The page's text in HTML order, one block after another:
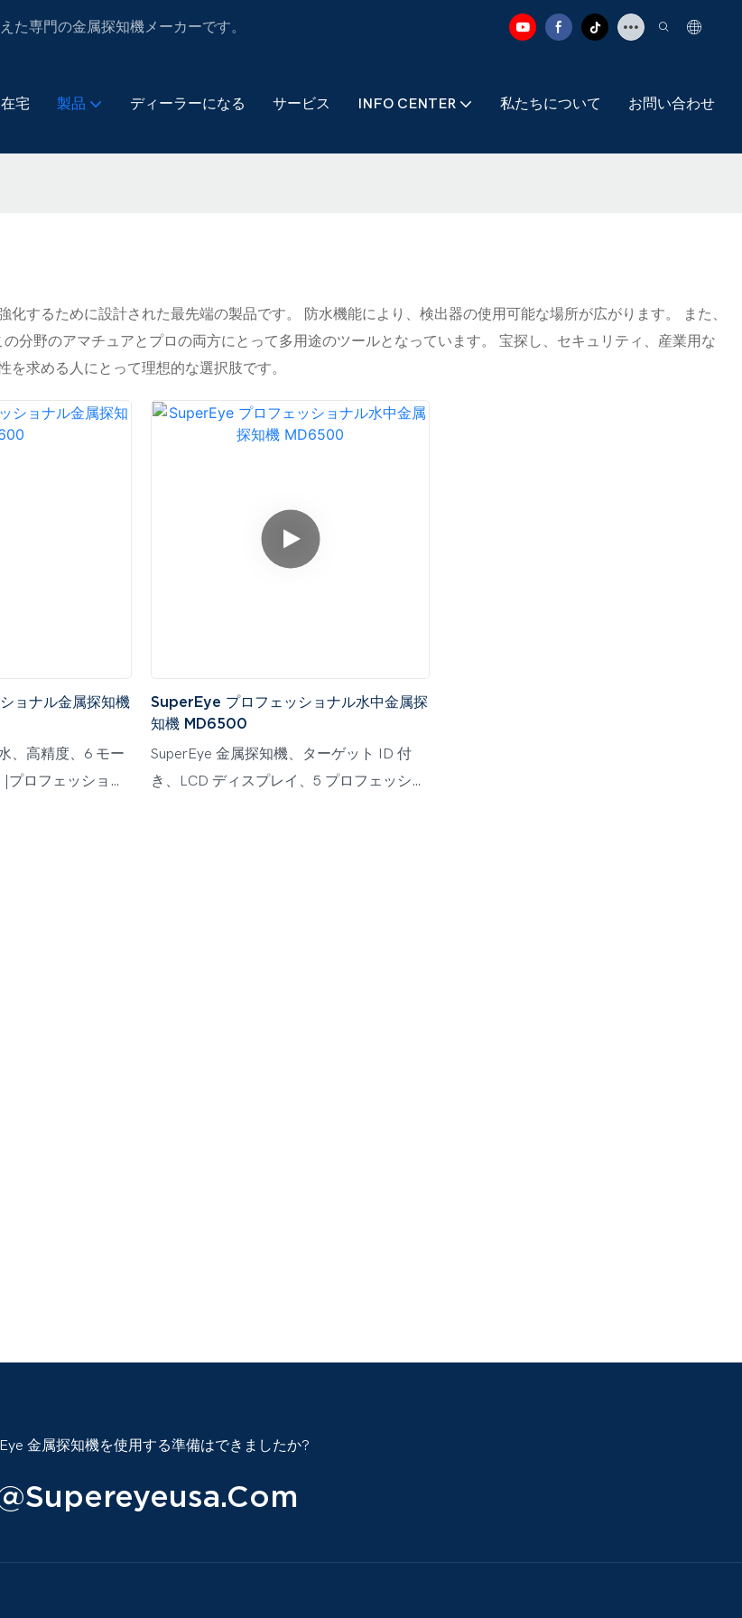
た専門の金属探知機メーカーです。
在宅 製品 ディーラーになる サービス INFO CENTER 私たちについて お問い合わせ
するために設計された最先端の製品です。 防水機能により、検出器の使用可能な場所が広がります。 また、
分野のアマチュアとプロの両方にとって多用途のツールとなっています。 宝探し、セキュリティ、産業用な
求める人にとって理想的な選択肢です。
ョナル金属探知機
、高精度、6 モー
プロフェッショナ
SuperEye プロフェッショナル水中金属探
知機 MD6500
SuperEye 金属探知機、ターゲット ID 付
き、LCD ディスプレイ、5 プロフェッショ
金属探知機を使用する準備はできましたか?